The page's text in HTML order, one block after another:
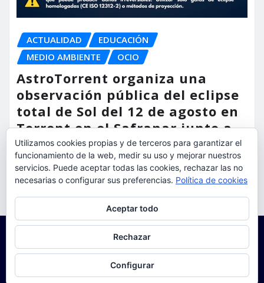
ACTUALIDAD
EDUCACIÓN
MEDIO AMBIENTE
OCIO
AstroTorrent organiza una
observación pública del eclipse
total de Sol del 12 de agosto en
Torrent en el Safranar junto a
las vías del AVE
torrent al dia Ago 5, 2026
Utilizamos cookies propias y de terceros para garantizar el
funcionamiento de la web, medir su uso y mejorar nuestros
servicios. Puede aceptar todas las cookies, rechazar las no
necesarias o configurar sus preferencias. Política de cookies
Aceptar todo
Rechazar
Configurar
Para obtener más información, incluido cómo gestionar las cookies,